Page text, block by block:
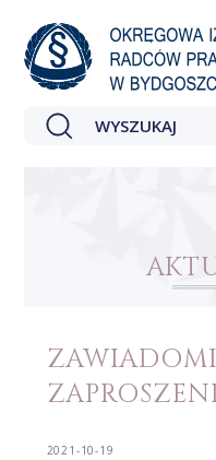
2021-10-19